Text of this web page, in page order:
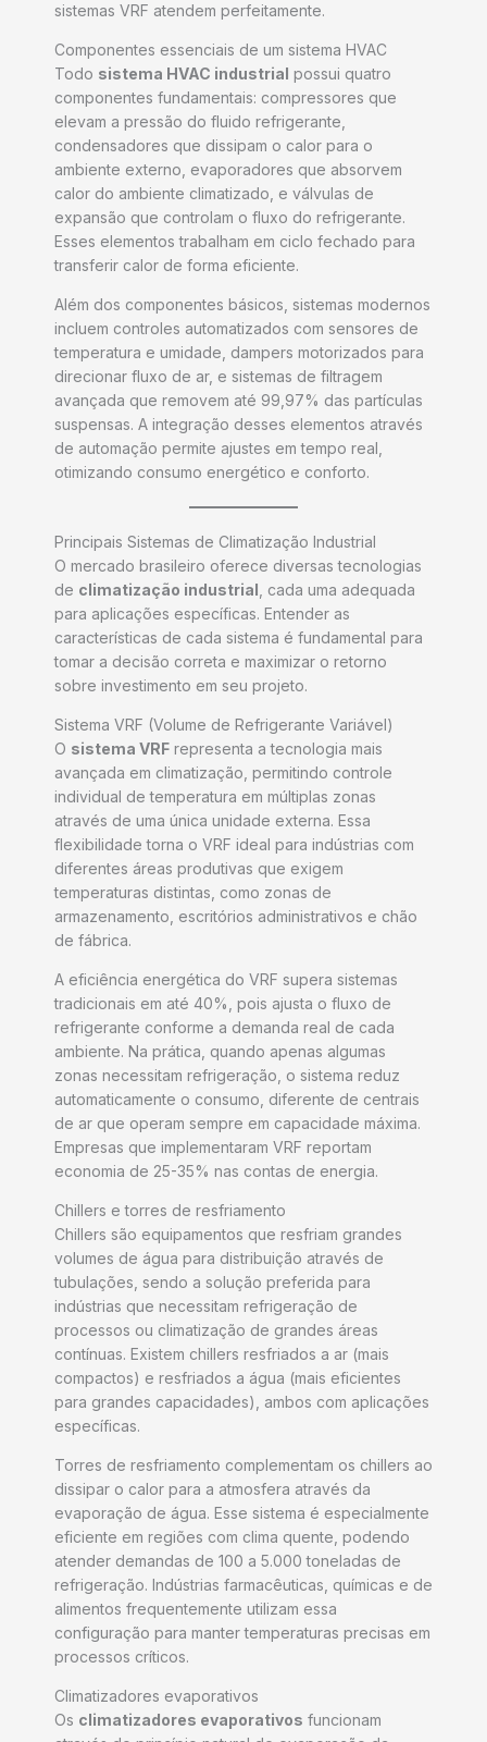
sistemas VRF atendem perfeitamente.
Componentes essenciais de um sistema HVAC
Todo sistema HVAC industrial possui quatro
componentes fundamentais: compressores que
elevam a pressão do fluido refrigerante,
condensadores que dissipam o calor para o
ambiente externo, evaporadores que absorvem
calor do ambiente climatizado, e válvulas de
expansão que controlam o fluxo do refrigerante.
Esses elementos trabalham em ciclo fechado para
transferir calor de forma eficiente.
Além dos componentes básicos, sistemas modernos
incluem controles automatizados com sensores de
temperatura e umidade, dampers motorizados para
direcionar fluxo de ar, e sistemas de filtragem
avançada que removem até 99,97% das partículas
suspensas. A integração desses elementos através
de automação permite ajustes em tempo real,
otimizando consumo energético e conforto.
Principais Sistemas de Climatização Industrial
O mercado brasileiro oferece diversas tecnologias
de climatização industrial , cada uma adequada
para aplicações específicas. Entender as
características de cada sistema é fundamental para
tomar a decisão correta e maximizar o retorno
sobre investimento em seu projeto.
Sistema VRF (Volume de Refrigerante Variável)
O sistema VRF representa a tecnologia mais
avançada em climatização, permitindo controle
individual de temperatura em múltiplas zonas
através de uma única unidade externa. Essa
flexibilidade torna o VRF ideal para indústrias com
diferentes áreas produtivas que exigem
temperaturas distintas, como zonas de
armazenamento, escritórios administrativos e chão
de fábrica.
A eficiência energética do VRF supera sistemas
tradicionais em até 40%, pois ajusta o fluxo de
refrigerante conforme a demanda real de cada
ambiente. Na prática, quando apenas algumas
zonas necessitam refrigeração, o sistema reduz
automaticamente o consumo, diferente de centrais
de ar que operam sempre em capacidade máxima.
Empresas que implementaram VRF reportam
economia de 25-35% nas contas de energia.
Chillers e torres de resfriamento
Chillers são equipamentos que resfriam grandes
volumes de água para distribuição através de
tubulações, sendo a solução preferida para
indústrias que necessitam refrigeração de
processos ou climatização de grandes áreas
contínuas. Existem chillers resfriados a ar (mais
compactos) e resfriados a água (mais eficientes
para grandes capacidades), ambos com aplicações
específicas.
Torres de resfriamento complementam os chillers ao
dissipar o calor para a atmosfera através da
evaporação de água. Esse sistema é especialmente
eficiente em regiões com clima quente, podendo
atender demandas de 100 a 5.000 toneladas de
refrigeração. Indústrias farmacêuticas, químicas e de
alimentos frequentemente utilizam essa
configuração para manter temperaturas precisas em
processos críticos.
Climatizadores evaporativos
Os climatizadores evaporativos funcionam